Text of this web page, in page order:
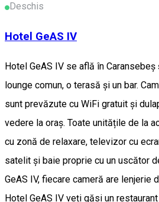
Deschis
Hotel GeAS IV
Hotel GeAS IV se află în
lounge comun, o terasă și un bar.
sunt prevăzute cu WiFi gratuit și
vedere la oraș. Toate unitățile de la
cu zonă de relaxare, televizor cu
satelit și baie proprie cu un uscător
GeAS IV, fiecare cameră are lenjerie
Hotel GeAS IV veți găsi un